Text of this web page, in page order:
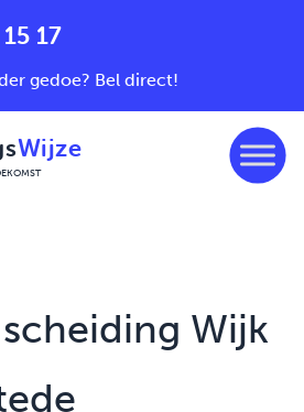
17
gedoe? Bel direct!
Wijze
Wijk